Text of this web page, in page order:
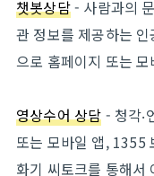
챗봇상담- 사람과의
관 정보를 제공하는
으로 홈페이지 또는
영상수어 상담 - 청각‧
또는 모바일 앱, 1355
화기 씨토크를 통해서